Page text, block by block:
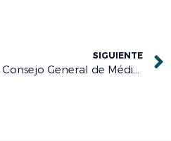
SIGUIENTE